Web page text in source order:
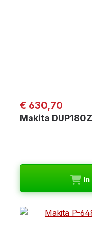
Regulärer Preis:
€ 630,70
Makita